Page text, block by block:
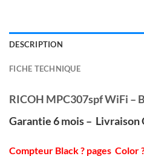
DESCRIPTION
FICHE TECHNIQUE
RICOH MPC307spf WiFi –
Garantie 6 mois –
Compteur Black ? pages Color